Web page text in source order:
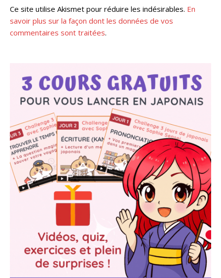
Ce site utilise Akismet pour réduire les indésirables. En
savoir plus sur la façon dont les données de vos
commentaires sont traitées.